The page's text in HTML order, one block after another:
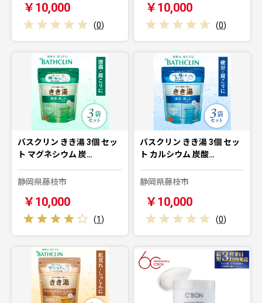
￥10,000
(0)
￥10,000
(0)
バスクリン きき湯 3個 セッ
ト マグネシウム 炭…
静岡県藤枝市
￥10,000
(1)
バスクリン きき湯 3個 セッ
ト カルシウム 炭酸…
静岡県藤枝市
￥10,000
(0)